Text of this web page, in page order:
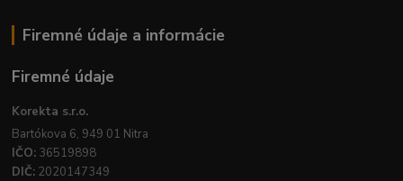
Firemné údaje a informácie
Firemné údaje
Korekta s.r.o.
Bartókova 6, 949 01 Nitra
IČO: 36519898
DIČ: 2020147349